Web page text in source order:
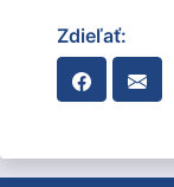
Zdieľať: